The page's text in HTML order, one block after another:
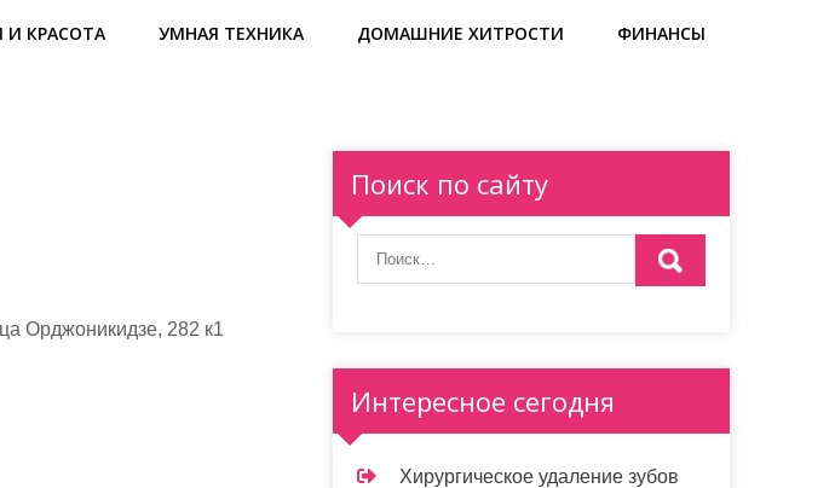
И КРАСОТА УМНАЯ ТЕХНИКА ДОМАШНИЕ ХИТРОСТИ ФИНАНСЫ
Орджоникидзе, 282 к1
Поиск по сайту
Интересное сегодня
Хирургическое удаление зубов